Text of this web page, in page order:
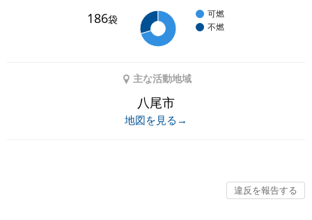
186袋
可燃
不燃
主な活動地域
八尾市
地図を見る→